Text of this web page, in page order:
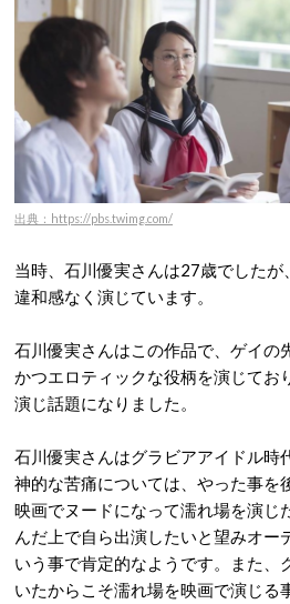
出典：https://pbs.twimg.com/
当時、石川優実さんは27歳でした
違和感なく演じています。
石川優実さんはこの作品で、ゲイの
かつエロティックな役柄を演じてお
演じ話題になりました。
石川優実さんはグラビアアイドル時
神的な苦痛については、やった事を
映画でヌードになって濡れ場を演じ
んだ上で自ら出演したいと望みオー
いう事で肯定的なようです。また、
いたからこそ濡れ場を映画で演じる